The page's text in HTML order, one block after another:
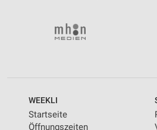
WEEKLI
Startseite
Öffnungszeiten